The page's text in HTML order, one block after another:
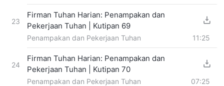
23
Firman Tuhan Harian: Penampakan dan
Pekerjaan Tuhan | Kutipan 69
Penampakan dan Pekerjaan Tuhan 11:25
24
Firman Tuhan Harian: Penampakan dan
Pekerjaan Tuhan | Kutipan 70
Penampakan dan Pekerjaan Tuhan 07:25